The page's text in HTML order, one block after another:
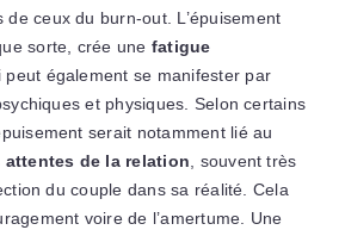
ceux du burn-out. L’épuisement
sorte, crée une fatigue
peut également se manifester par
et physiques. Selon certains
serait notamment lié au
attentes de la relation , souvent très
du couple dans sa réalité. Cela
voire de l’amertume. Une